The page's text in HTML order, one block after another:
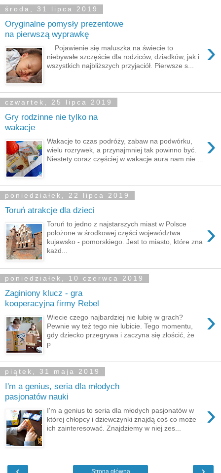
środa, 31 lipca 2019
Oryginalne pomysły prezentowe
na pierwszą wyprawkę
›
Pojawienie się maluszka na świecie to
niebywałe szczęście dla rodziców, dziadków, jak i
wszystkich najbliższych przyjaciół. Pierwsze s...
czwartek, 25 lipca 2019
Gry rodzinne nie tylko na
wakacje
›
Wakacje to czas podróży, zabaw na podwórku,
wielu rozrywek, a przynajmniej tak powinno być.
Niestety coraz częściej w wakacje aura nam nie ...
poniedziałek, 22 lipca 2019
Toruń atrakcje dla dzieci
›
Toruń to jedno z najstarszych miast w Polsce
położone w środkowej części województwa
kujawsko - pomorskiego. Jest to miasto, które zna
każd...
poniedziałek, 10 czerwca 2019
Zaginiony klucz - gra
kooperacyjna firmy Rebel
›
Wiecie czego najbardziej nie lubię w grach?
Pewnie wy też tego nie lubicie. Tego momentu,
gdy dziecko przegrywa i zaczyna się złościć, że
p...
piątek, 31 maja 2019
I'm a genius, seria dla młodych
pasjonatów nauki
›
I'm a genius to seria dla młodych pasjonatów w
której chłopcy i dziewczynki znajdą coś co może
ich zainteresować. Znajdziemy w niej zes...
Strona główna